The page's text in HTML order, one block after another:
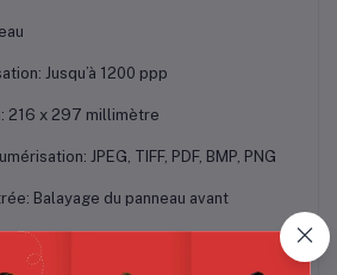
Jusqu’à 1200 ppp
216 x 297 millimètre
JPEG, TIFF, PDF, BMP, PNG
Balayage du panneau avant